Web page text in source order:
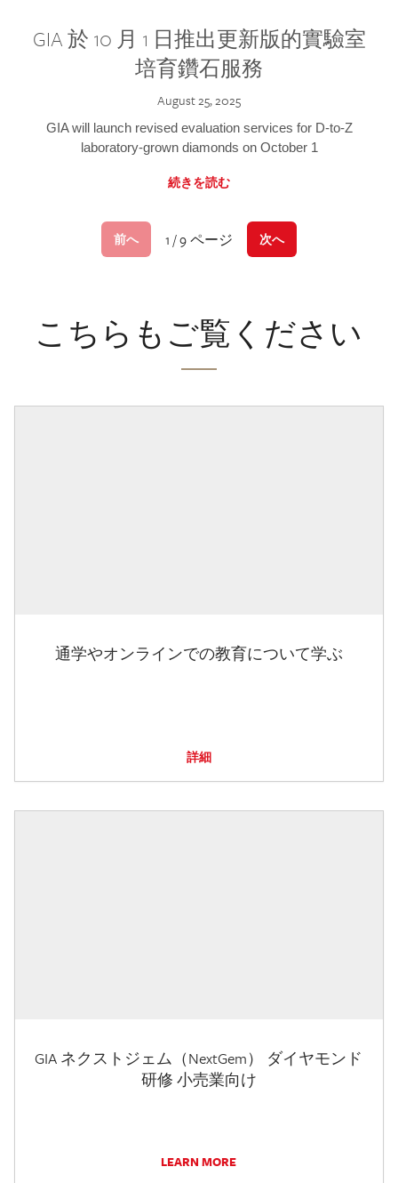
GIA 於 10 月 1 日推出更新版的實驗室
培育鑽石服務
August 25, 2025
GIA will launch revised evaluation services for D-to-Z
laboratory-grown diamonds on October 1
続きを読む
前へ 1 / 9 ページ 次へ
こちらもご覧ください
通学やオンラインでの教育について学ぶ
詳細
GIA ネクストジェム（NextGem） ダイヤモンド
研修 小売業向け
LEARN MORE